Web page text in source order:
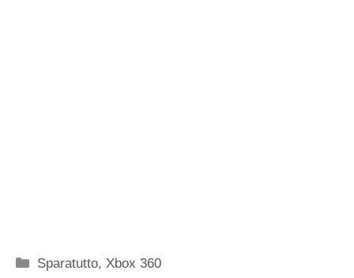
Categorie
Sparatutto,Xbox 360